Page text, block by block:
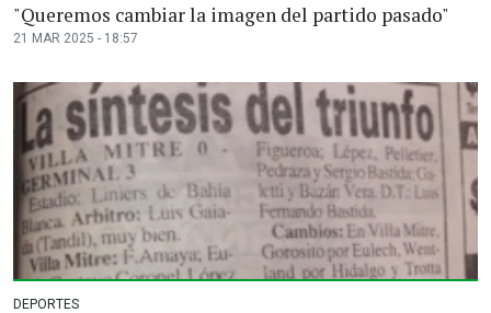
"Queremos cambiar la imagen del partido pasado"
21 MAR 2025 - 18:57
DEPORTES